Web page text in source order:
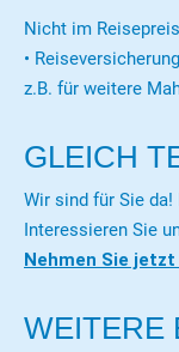
Nicht im
•
z.B. für weitere
GLEICH
Wir sind für Sie da!
Interessieren Sie
Nehmen Sie
WEITERE